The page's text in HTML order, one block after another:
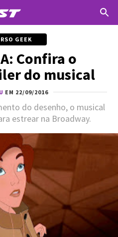
GEEK
Confira o
do musical
EM 22/09/2016
do desenho, o musical
estrear na Broadway.